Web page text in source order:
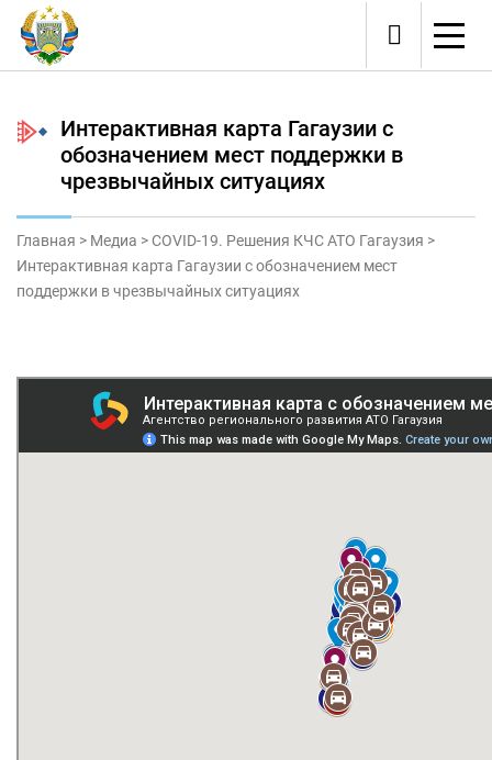
Интерактивная карта Гагаузии с
обозначением мест поддержки в
чрезвычайных ситуациях
Главная > Медиа >COVID-19. Решения КЧС АТО Гагаузия >
Интерактивная карта Гагаузии с обозначением мест
поддержки в чрезвычайных ситуациях